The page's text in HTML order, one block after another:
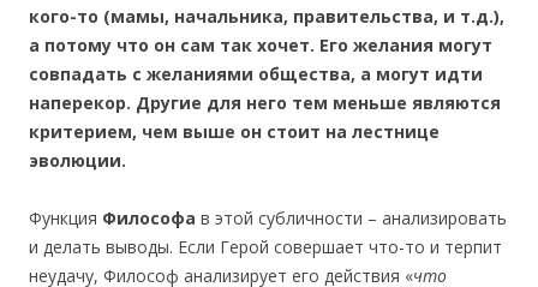
кого-то (мамы, начальника, правительства, и т.д.),
а потому что он сам так хочет. Его желания могут
совпадать с желаниями общества, а могут идти
наперекор. Другие для него тем меньше являются
критерием, чем выше он стоит на лестнице
эволюции.
Функция Философа в этой субличности – анализировать
и делать выводы. Если Герой совершает что-то и терпит
неудачу, Философ анализирует его действия «что